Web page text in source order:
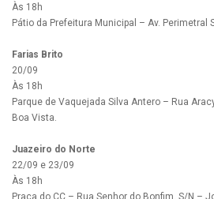
Às 18h
Pátio da Prefeitura Municipal – Av. Perimetral
Farias Brito
20/09
Às 18h
Parque de Vaquejada Silva Antero – Rua
Boa Vista.
Juazeiro do Norte
22/09 e 23/09
Às 18h
Praça do CC – Rua Senhor do Bonfim, S/N –